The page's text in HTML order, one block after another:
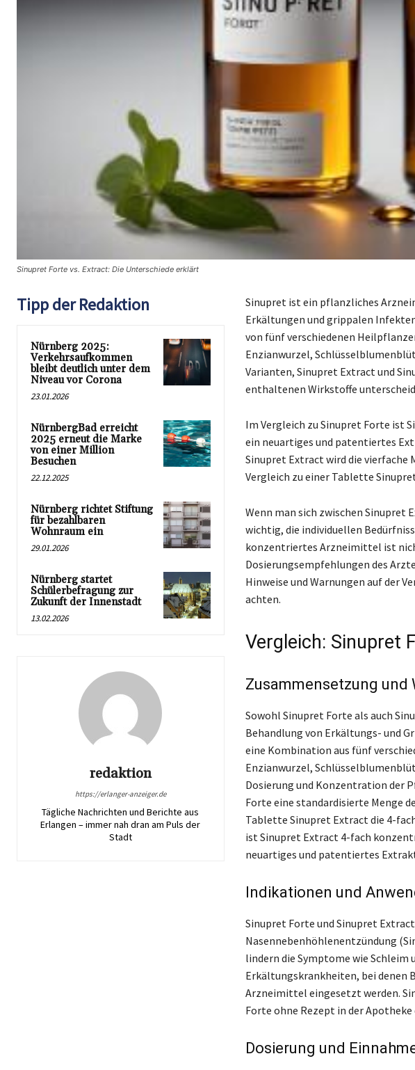
Sinupret Forte vs. Extract: Die Unterschiede erklärt
Tipp der Redaktion
Nürnberg 2025:
Verkehrsaufkommen
bleibt deutlich unter dem
Niveau vor Corona
23.01.2026
NürnbergBad erreicht
2025 erneut die Marke
von einer Million
Besuchen
22.12.2025
Nürnberg richtet Stiftung
für bezahlbaren
Wohnraum ein
29.01.2026
Nürnberg startet
Schülerbefragung zur
Zukunft der Innenstadt
13.02.2026
redaktion
https://erlanger-anzeiger.de
Tägliche Nachrichten und Berichte aus
Erlangen – immer nah dran am Puls der
Stadt
Sinupret ist ein pflanzliches
Erkältungen und grippalen
von fünf verschiedenen
Enzianwurzel,
Varianten, Sinupret Extract und
enthaltenen Wirkstoffe
Im Vergleich zu Sinupret Forte ist
ein neuartiges und patentiertes
Sinupret Extract wird die
Vergleich zu einer Tablette
Wenn man sich zwischen Sinupret
wichtig, die individuellen
konzentriertes Arzneimittel ist
Dosierungsempfehlungen des
Hinweise und Warnungen auf der
achten.
Vergleich: Sinupret
Zusammensetzung
Sowohl Sinupret Forte als auch
Behandlung von Erkältungs- und
eine Kombination aus fünf
Enzianwurzel,
Dosierung und Konzentration der
Forte eine standardisierte Menge
Tablette Sinupret Extract die 4-
ist Sinupret Extract 4-fach
neuartiges und patentiertes
Indikationen und
Sinupret Forte und Sinupret
Nasennebenhöhlenentzündung
lindern die Symptome wie Schleim
Erkältungskrankheiten, bei denen
Arzneimittel eingesetzt werden.
Forte ohne Rezept in der
Dosierung und